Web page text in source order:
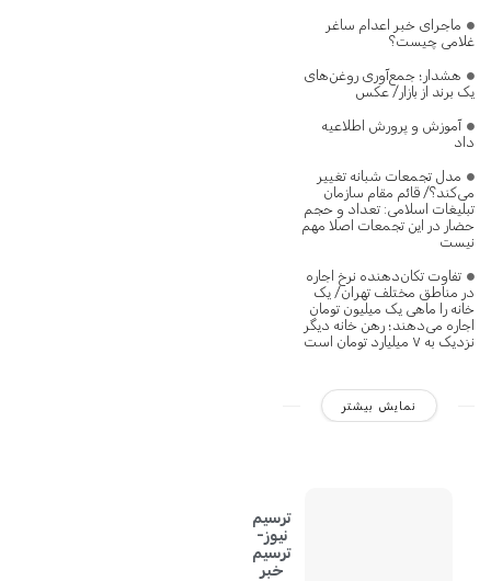
ماجرای خبر اعدام ساغر
غلامی چیست؟
هشدار؛ جمع‌آوری روغن‌های
یک برند از بازار/ عکس
آموزش و پرورش اطلاعیه
داد
مدل تجمعات شبانه تغییر
می‌کند؟/ قائم مقام سازمان
تبلیغات اسلامی: تعداد و حجم
حضار در این تجمعات اصلا مهم
نیست
تفاوت تکان‌دهنده نرخ اجاره
در مناطق مختلف تهران/ یک
خانه را ماهی یک میلیون تومان
اجاره می‌دهند؛ رهن خانه دیگر
نزدیک به ۷ میلیارد تومان است
نمایش بیشتر
ترسیم
نیوز-
ترسیم
خبر